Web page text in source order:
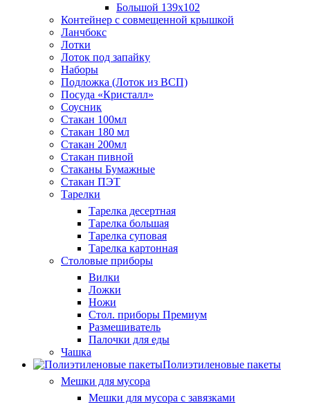
Большой 139х102
Контейнер с совмещенной крышкой
Ланчбокс
Лотки
Лоток под запайку
Наборы
Подложка (Лоток из ВСП)
Посуда «Кристалл»
Соусник
Стакан 100мл
Стакан 180 мл
Стакан 200мл
Стакан пивной
Стаканы Бумажные
Стакан ПЭТ
Тарелки
Тарелка десертная
Тарелка большая
Тарелка суповая
Тарелка картонная
Столовые приборы
Вилки
Ложки
Ножи
Стол. приборы Премиум
Размешиватель
Палочки для еды
Чашка
Полиэтиленовые пакеты
Мешки для мусора
Мешки для мусора с завязками